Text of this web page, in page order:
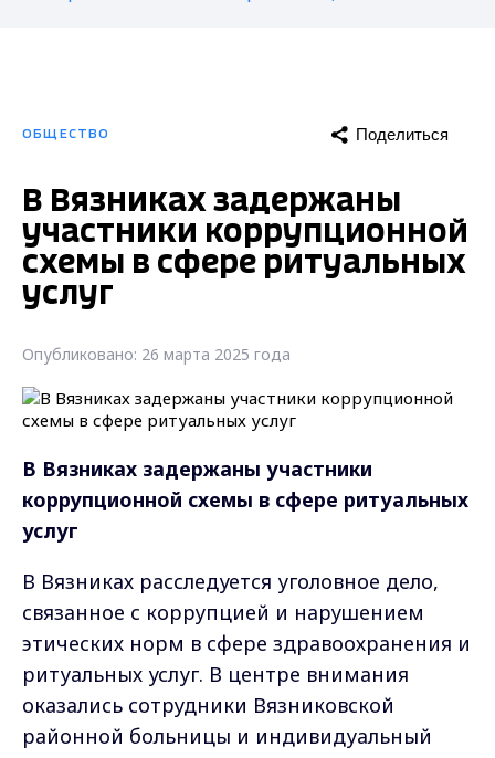
ОБЩЕСТВО Поделиться
В Вязниках задержаны
участники коррупционной
схемы в сфере ритуальных
услуг
Опубликовано: 26 марта 2025 года
В Вязниках задержаны участники
коррупционной схемы в сфере ритуальных
услуг
В Вязниках расследуется уголовное дело,
связанное с коррупцией и нарушением
этических норм в сфере здравоохранения и
ритуальных услуг. В центре внимания
оказались сотрудники Вязниковской
районной больницы и индивидуальный